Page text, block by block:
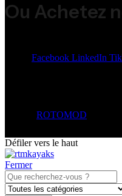
Ou Achetez
Facebook LinkedIn
ROTOMOD
Défiler vers le haut
Fermer